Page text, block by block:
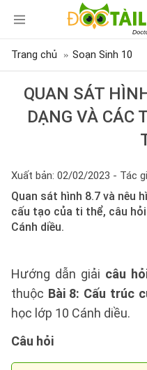
Trang chủ Soạn Sinh 10
QUAN SÁT
DẠNG VÀ CÁC
Xuất bản: 02/02/2023 - Tác
Quan sát hình 8.7 và nêu
cấu tạo của ti thể, câu
Cánh diều.
Hướng dẫn giải câu
thuộc Bài 8: Cấu trúc
học lớp 10 Cánh diều.
Câu hỏi